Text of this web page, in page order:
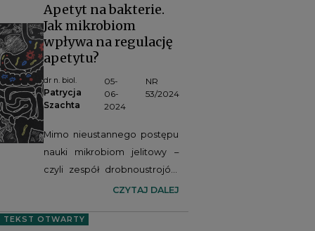
Apetyt na bakterie.
Jak mikrobiom
wpływa na regulację
apetytu?
dr n. biol.
Patrycja
Szachta
05-
06-
2024
NR
53/2024
Mimo nieustannego postępu
nauki mikrobiom jelitowy –
czyli zespół drobnoustrojów
kolonizujących przewód
pozostaje niewiadomą w
CZYTAJ DALEJ
TEKST OTWARTY